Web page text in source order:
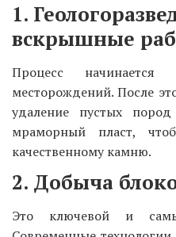
1.
вскрышные
Процесс
месторождений. После
удаление пустых
мраморный пласт,
качественному камню.
2. Добыча
Это ключевой и